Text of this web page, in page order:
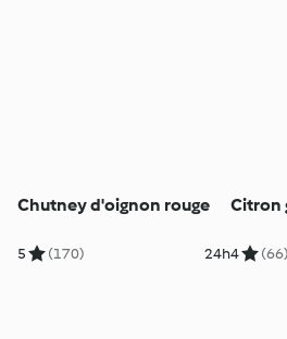
Chutney d'oignon rouge
5 (170) 24h
Citron
4 (66)